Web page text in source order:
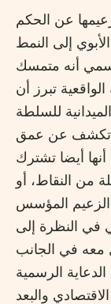
عن الحكم
إلى النمط
أنه متمسك
تبرز أن
للسلطة
تكشف عن عمق
أيضا تشترك
من النقاط، أو
المؤسس
في النظرة إلى
معه في الجانب
الرسمية
والبعد